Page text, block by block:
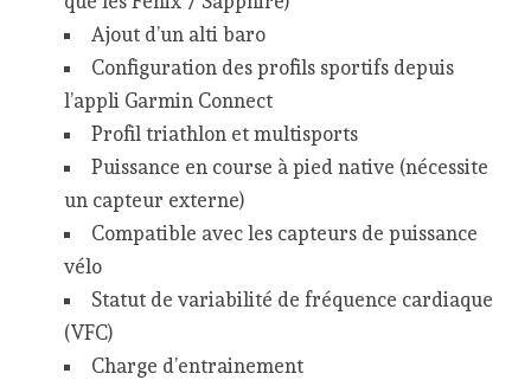
Ajout d’un alti baro
Configuration des profils sportifs depuis
l’appli Garmin Connect
Profil triathlon et multisports
Puissance en course à pied native (nécessite
un capteur externe)
Compatible avec les capteurs de puissance
vélo
Statut de variabilité de fréquence cardiaque
(VFC)
Charge d’entrainement